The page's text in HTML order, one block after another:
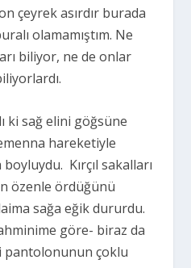
çeyrek asırdır burada
olamamıştım. Ne
biliyor, ne de onlar
ki sağ elini göğsüne
hareketiyle
Kırçıl sakalları
özenle ördüğünü
sağa eğik dururdu.
göre- biraz da
pantolonunun çoklu